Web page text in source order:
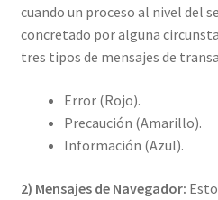
cuando un proceso al nivel del
concretado por alguna
tres tipos de mensajes de
Error (Rojo).
Precaución (Amarillo).
Información (Azul).
2) Mensajes de Navegador: